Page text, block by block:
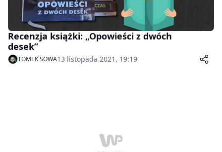
Recenzja książki: „Opowieści z dwóch
desek”
TOMEK SOWA13 listopada 2021, 19:19